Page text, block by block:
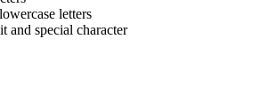
letters
and special character